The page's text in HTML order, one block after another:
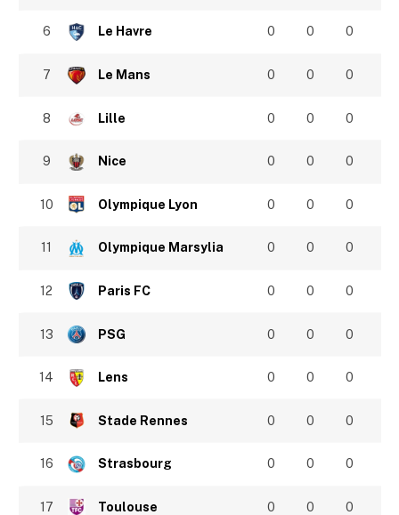
6 Le Havre 0 0 0
7 Le Mans 0 0 0
8 Lille 0 0 0
9 Nice 0 0 0
10 Olympique Lyon 0 0 0
11 Olympique Marsylia 0 0 0
12 Paris FC 0 0 0
13 PSG 0 0 0
14 Lens 0 0 0
15 Stade Rennes 0 0 0
16 Strasbourg 0 0 0
17 Toulouse 0 0 0